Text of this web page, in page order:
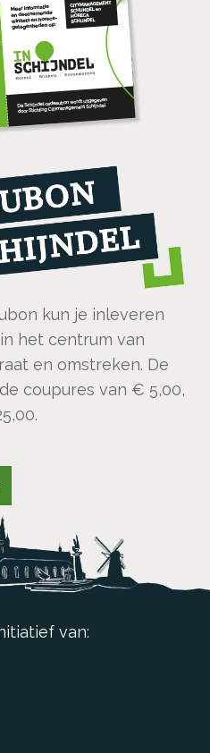
kun je inleveren
het centrum van
en omstreken. De
coupures van € 5,00,
van: